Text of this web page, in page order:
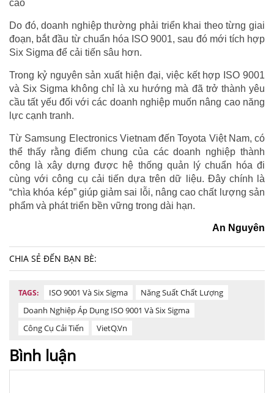
cao
Do đó, doanh nghiệp thường phải triển khai theo từng giai
đoạn, bắt đầu từ chuẩn hóa ISO 9001, sau đó mới tích hợp
Six Sigma để cải tiến sâu hơn.
Trong kỷ nguyên sản xuất hiện đại, việc kết hợp ISO 9001
và Six Sigma không chỉ là xu hướng mà đã trở thành yêu
cầu tất yếu đối với các doanh nghiệp muốn nâng cao năng
lực cạnh tranh.
Từ Samsung Electronics Vietnam đến Toyota Việt Nam, có
thể thấy rằng điểm chung của các doanh nghiệp thành
công là xây dựng được hệ thống quản lý chuẩn hóa đi
cùng với công cụ cải tiến dựa trên dữ liệu. Đây chính là
“chìa khóa kép” giúp giảm sai lỗi, nâng cao chất lượng sản
phẩm và phát triển bền vững trong dài hạn.
An Nguyên
CHIA SẺ ĐẾN BẠN BÈ:
TAGS: ISO 9001 Và Six Sigma
Năng Suất Chất Lượng
Doanh Nghiệp Áp Dụng ISO 9001 Và Six Sigma
Công Cụ Cải Tiến
VietQ.vn
Bình luận